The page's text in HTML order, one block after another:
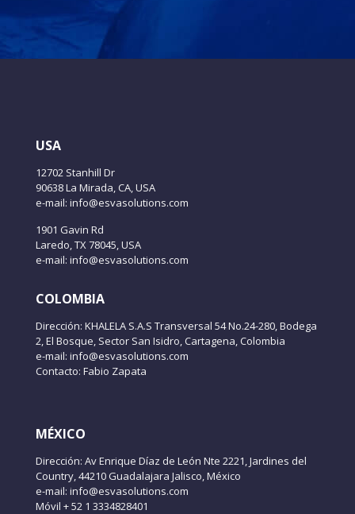
USA
12702 Stanhill Dr
90638 La Mirada, CA, USA
e-mail: info@esvasolutions.com
1901 Gavin Rd
Laredo, TX 78045, USA
e-mail: info@esvasolutions.com
COLOMBIA
Dirección: KHALELA S.A.S Transversal 54 No.24-280, Bodega
2, El Bosque, Sector San Isidro, Cartagena, Colombia
e-mail: info@esvasolutions.com
Contacto: Fabio Zapata
MÉXICO
Dirección: Av Enrique Díaz de León Nte 2221, Jardines del
Country, 44210 Guadalajara Jalisco, México
e-mail: info@esvasolutions.com
Móvil + 52 1 3334828401